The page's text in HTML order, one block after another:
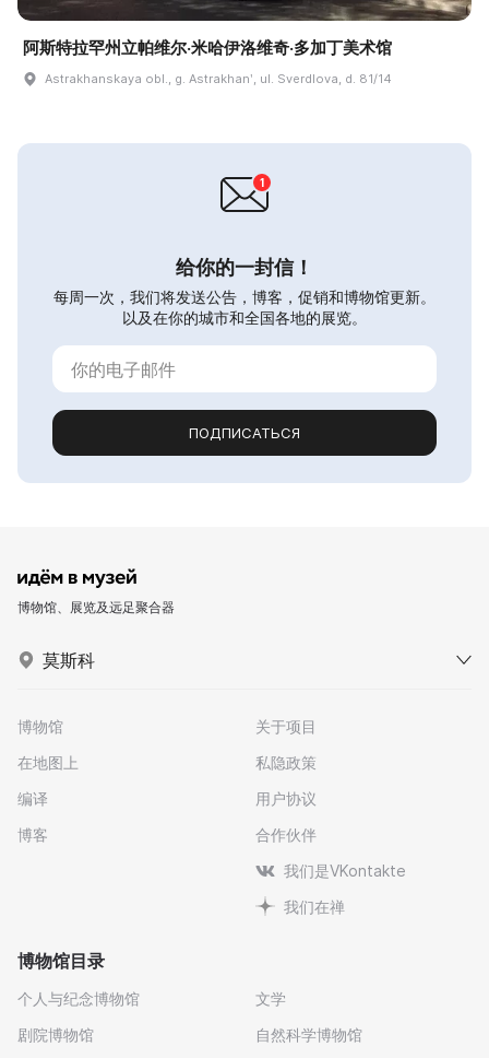
阿斯特拉罕州立帕维尔·米哈伊洛维奇·多加丁美术馆
Astrakhanskaya obl., g. Astrakhanʹ, ul. Sverdlova, d. 81/14
给你的一封信！
每周一次，我们将发送公告，博客，促销和博物馆更新。
以及在你的城市和全国各地的展览。
ПОДПИСАТЬСЯ
博物馆、展览及远足聚合器
莫斯科
博物馆
在地图上
编译
博客
关于项目
私隐政策
用户协议
合作伙伴
我们是VKontakte
我们在禅
博物馆目录
个人与纪念博物馆
剧院博物馆
文学
自然科学博物馆